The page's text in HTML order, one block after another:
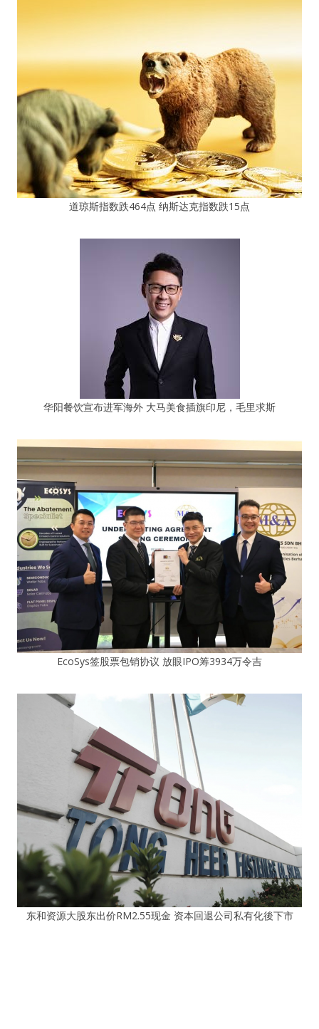
道琼斯指数跌464点 纳斯达克指数跌15点
华阳餐饮宣布进军海外 大马美食插旗印尼，毛里求斯
EcoSys签股票包销协议 放眼IPO筹3934万令吉
东和资源大股东出价RM2.55现金 资本回退公司私有化後下市